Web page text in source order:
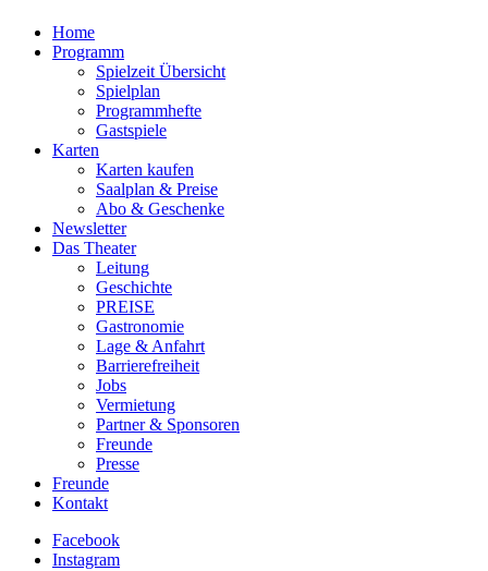
Home
Programm
Spielzeit Übersicht
Spielplan
Programmhefte
Gastspiele
Karten
Karten kaufen
Saalplan & Preise
Abo & Geschenke
Newsletter
Das Theater
Leitung
Geschichte
PREISE
Gastronomie
Lage & Anfahrt
Barrierefreiheit
Jobs
Vermietung
Partner & Sponsoren
Freunde
Presse
Freunde
Kontakt
Facebook
Instagram